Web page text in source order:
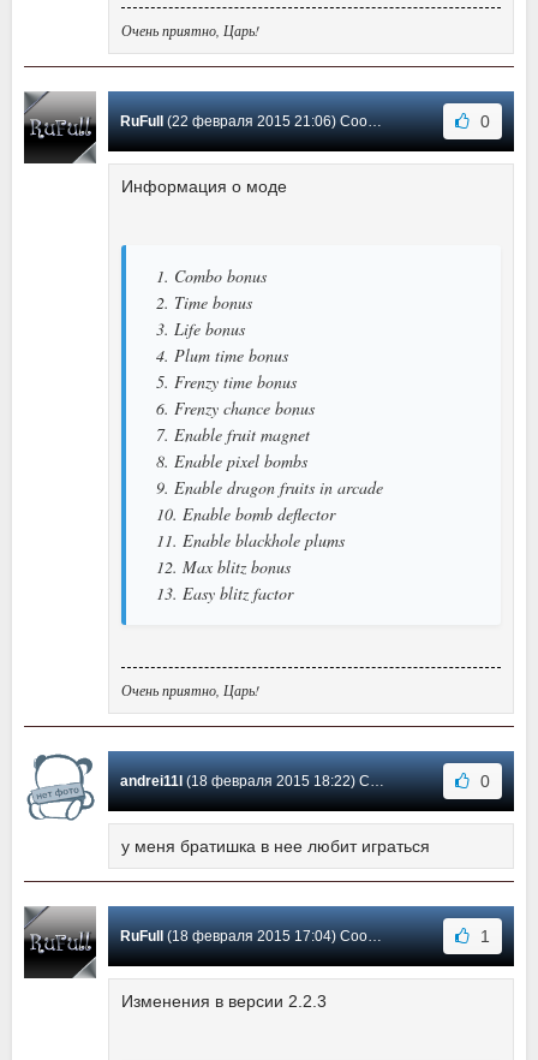
Очень приятно, Царь!
RuFull (22 февраля 2015 21:06) Сообщение #13 0
Информация о моде
1. Combo bonus
2. Time bonus
3. Life bonus
4. Plum time bonus
5. Frenzy time bonus
6. Frenzy chance bonus
7. Enable fruit magnet
8. Enable pixel bombs
9. Enable dragon fruits in arcade
10. Enable bomb deflector
11. Enable blackhole plums
12. Max blitz bonus
13. Easy blitz factor
Очень приятно, Царь!
andrei11l (18 февраля 2015 18:22) Сообщение #12 0
у меня братишка в нее любит играться
RuFull (18 февраля 2015 17:04) Сообщение #11 1
Изменения в версии 2.2.3